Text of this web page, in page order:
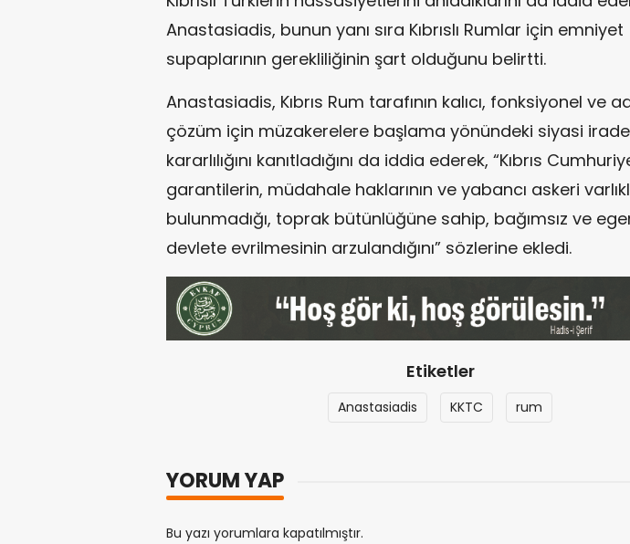
Anastasiadis, bunun yanı sıra Kıbrıslı Rumlar için emniyet
supaplarının gerekliliğinin şart olduğunu belirtti.
Anastasiadis, Kıbrıs Rum tarafının kalıcı, fonksiyonel ve
çözüm için müzakerelere başlama yönündeki siyasi
kararlılığını kanıtladığını da iddia ederek, “Kıbrıs
garantilerin, müdahale haklarının ve yabancı askeri
bulunmadığı, toprak bütünlüğüne sahip, bağımsız ve
devlete evrilmesinin arzulandığını” sözlerine ekledi.
Etiketler
Anastasiadis KKTC rum
YORUM YAP
Bu yazı yorumlara kapatılmıştır.